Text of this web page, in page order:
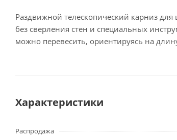
Раздвижной телескопический карниз
без сверления стен и специальных
можно перевесить, ориентируясь на
Характеристики
Распродажа